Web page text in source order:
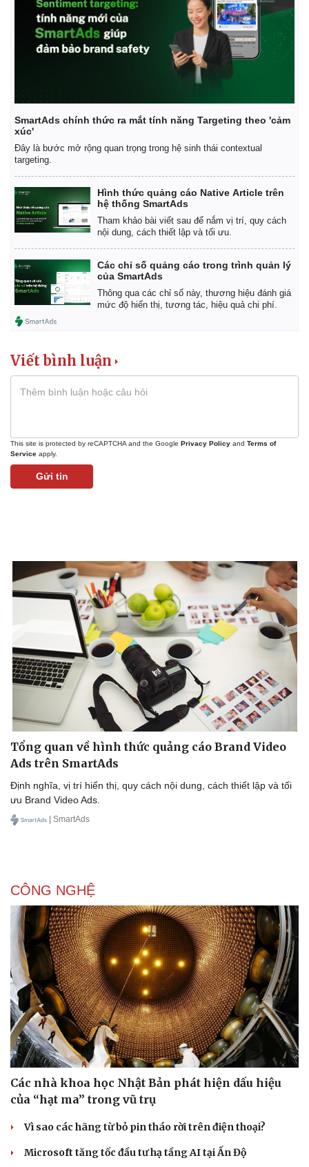
Kinh tế
Bất động sản
Thị trường
Giá vàng
Tiêu dùng
Tỷ giá
Chứng khoán
Giá cà phê
SmartAds chính thức ra mắt tính năng Targeting theo 'cảm
xúc'
Đây là bước mở rộng quan trọng trong hệ sinh thái contextual
targeting.
Hình thức quảng cáo Native Article trên
hệ thống SmartAds
Tham khảo bài viết sau để nắm vị trí, quy cách
nội dung, cách thiết lập và tối ưu.
Các chỉ số quảng cáo trong trình quản lý
của SmartAds
Thông qua các chỉ số này, thương hiệu đánh giá
mức độ hiển thị, tương tác, hiệu quả chi phí.
Viết bình luận
This site is protected by reCAPTCHA and the Google Privacy Policy and Terms of
Service apply.
Gửi tin
Tổng quan về hình thức quảng cáo Brand Video
Ads trên SmartAds
Định nghĩa, vị trí hiển thị, quy cách nội dung, cách thiết lập và tối
ưu Brand Video Ads.
| SmartAds
CÔNG NGHỆ
Các nhà khoa học Nhật Bản phát hiện dấu hiệu
của “hạt ma” trong vũ trụ
Vì sao các hãng từ bỏ pin tháo rời trên điện thoại?
Microsoft tăng tốc đầu tư hạ tầng AI tại Ấn Độ